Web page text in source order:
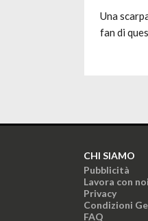
Una
fan di
CHI SIAMO
Pubblicità
Lavora con noi
Privacy
Condizioni
FAQ